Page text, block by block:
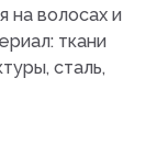
на волосах и
ткани
сталь,